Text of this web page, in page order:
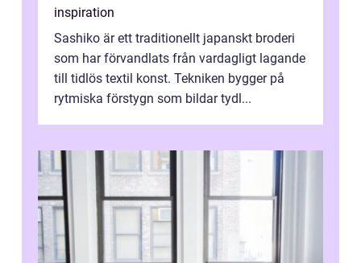
inspiration
Sashiko är ett traditionellt japanskt broderi
som har förvandlats från vardagligt lagande
till tidlös textil konst. Tekniken bygger på
rytmiska förstygn som bildar tydl...